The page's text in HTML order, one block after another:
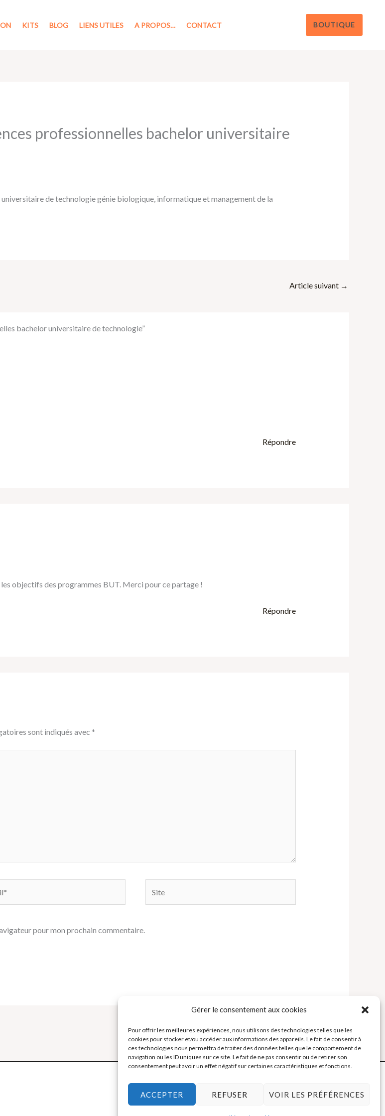
Gérer le consentement aux cookies
Pour offrir les meilleures expériences, nous utilisons des technologies telles que les
cookies pour stocker et/ou accéder aux informations des appareils. Le fait de consentir à
ces technologies nous permettra de traiter des données telles que le comportement de
navigation ou les ID uniques sur ce site. Le fait de ne pas consentir ou de retirer son
consentement peut avoir un effet négatif sur certaines caractéristiques et fonctions.
ACCEPTER REFUSER VOIR LES PRÉFÉRENCES
KITS BLOG LIENS UTILES A PROPOS… CONTACT BOUTIQUE
professionnelles bachelor universitaire
de technologie génie biologique, informatique et management de la
Article suivant →
bachelor universitaire de technologie”
Répondre
objectifs des programmes BUT. Merci pour ce partage !
Répondre
sont indiqués avec *
pour mon prochain commentaire.